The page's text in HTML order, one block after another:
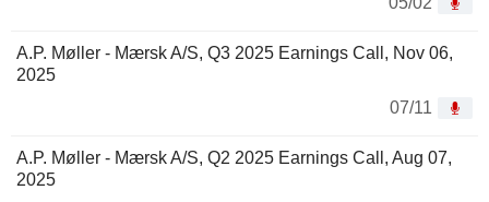
A.P. Møller - Mærsk A/S, Q3 2025 Earnings Call, Nov 06,
2025
07/11
A.P. Møller - Mærsk A/S, Q2 2025 Earnings Call, Aug 07,
2025